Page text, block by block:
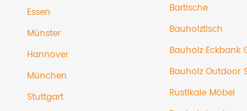
Essen
Münster
Hannover
München
Stuttgart
Bartische
Bauholztisch
Bauholz Eckbank
Bauholz Outdoor
Rustikale Möbel